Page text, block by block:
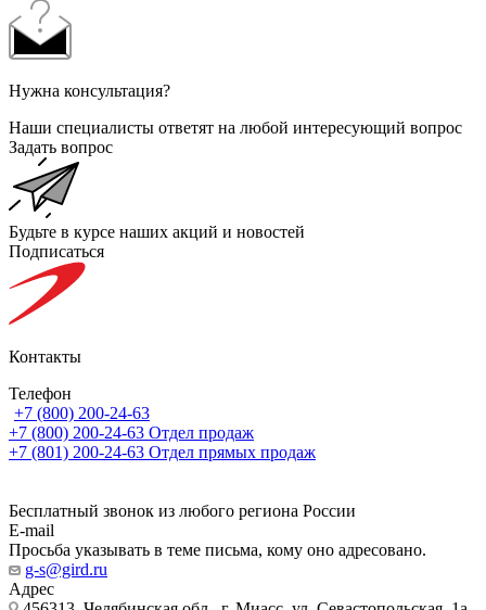
Нужна консультация?
Наши специалисты ответят на любой интересующий вопрос
Задать вопрос
Будьте в курсе наших акций и новостей
Подписаться
Контакты
Телефон
+7 (800) 200-24-63
+7 (800) 200-24-63 Отдел продаж
+7 (801) 200-24-63 Отдел прямых продаж
Бесплатный звонок из любого региона России
E-mail
Просьба указывать в теме письма, кому оно адресовано.
g-s@gird.ru
Адрес